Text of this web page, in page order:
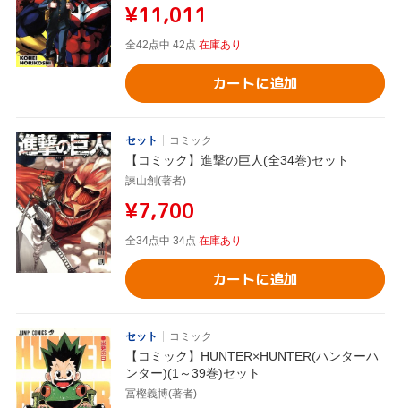
¥11,011
全42点中 42点 在庫あり
カートに追加
セット コミック
【コミック】進撃の巨人(全34巻)セット
諫山創(著者)
¥7,700
全34点中 34点 在庫あり
カートに追加
セット コミック
【コミック】HUNTER×HUNTER(ハンターハ
ンター)(1～39巻)セット
冨樫義博(著者)